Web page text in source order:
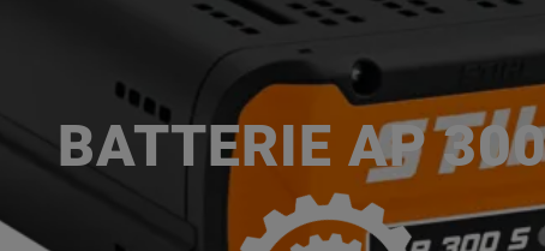
BATTERIE AP